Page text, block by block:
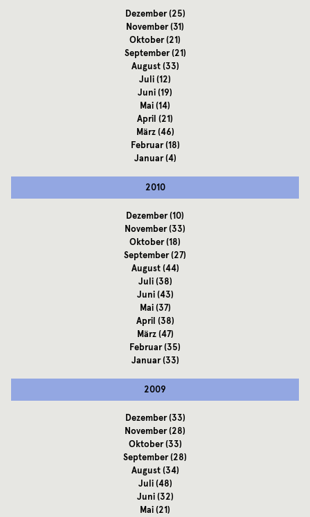
Dezember(25)
November(31)
Oktober(21)
September(21)
August(33)
Juli(12)
Juni(19)
Mai(14)
April (21)
März(46)
Februar(18)
Januar(4)
2010
Dezember(10)
November(33)
Oktober(18)
September(27)
August(44)
Juli(38)
Juni(43)
Mai(37)
April (38)
März(47)
Februar(35)
Januar(33)
2009
Dezember(33)
November(28)
Oktober(33)
September(28)
August(34)
Juli(48)
Juni(32)
Mai(21)